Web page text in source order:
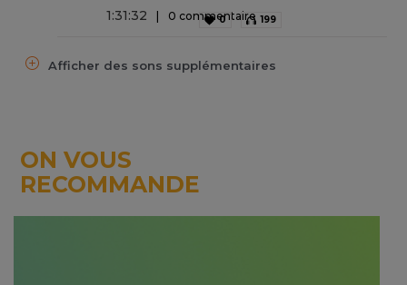
1:31:32 0 commentaire
0 199
Afficher des sons supplémentaires
ON VOUS
RECOMMANDE